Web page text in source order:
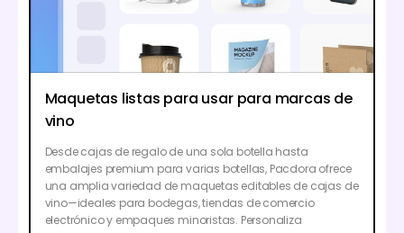
Maquetas listas para usar para marcas de
vino
Desde cajas de regalo de una sola botella hasta
embalajes premium para varias botellas, Pacdora ofrece
una amplia variedad de maquetas editables de cajas de
vino—ideales para bodegas, tiendas de comercio
electrónico y empaques minoristas. Personaliza